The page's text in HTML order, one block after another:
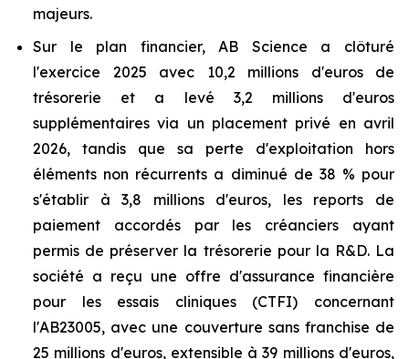
majeurs.
Sur le plan financier, AB Science a clôturé
l'exercice 2025 avec 10,2 millions d'euros de
trésorerie et a levé 3,2 millions d'euros
supplémentaires via un placement privé en avril
2026, tandis que sa perte d'exploitation hors
éléments non récurrents a diminué de 38 % pour
s'établir à 3,8 millions d'euros, les reports de
paiement accordés par les créanciers ayant
permis de préserver la trésorerie pour la R&D. La
société a reçu une offre d'assurance financière
pour les essais cliniques (CTFI) concernant
l'AB23005, avec une couverture sans franchise de
25 millions d'euros, extensible à 39 millions d'euros,